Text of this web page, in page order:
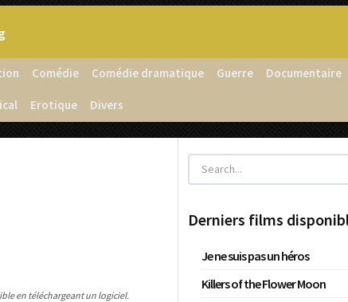
Comédie Comédie dramatique Guerre Documentaire
Erotique Divers
en téléchargeant un logiciel.
Derniers films
Je ne suis pas un héros
Killers of the Flower Moon